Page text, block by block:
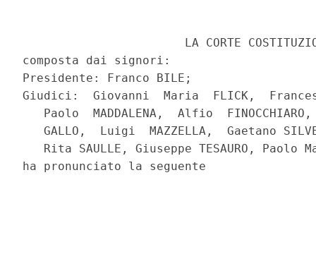
LA CORTE
composta dai signori:
Presidente: Franco BILE;
Giudici:  Giovanni  Maria  FLICK,
Paolo  MADDALENA,  Alfio
GALLO,  Luigi  MAZZELLA,  Gaetano
Rita SAULLE, Giuseppe TESAURO, Paolo